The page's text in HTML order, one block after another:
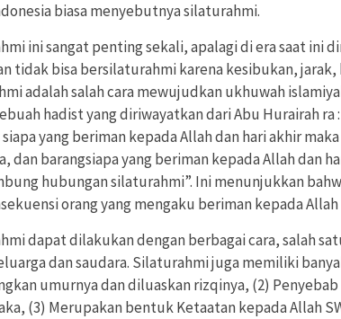
biasa menyebutnya silaturahmi.
ini sangat penting sekali, apalagi di era saat ini
tidak bisa bersilaturahmi karena kesibukan, jarak,
adalah salah cara mewujudkan ukhuwah
hadist yang diriwayatkan dari Abu Hurairah ra
siapa yang beriman kepada Allah dan hari akhir
dan barangsiapa yang beriman kepada Allah dan
hubungan silaturahmi”. Ini menunjukkan
orang yang mengaku beriman kepada Allah
dapat dilakukan dengan berbagai cara, salah
dan saudara. Silaturahmi juga memiliki
umurnya dan diluaskan rizqinya, (2)
(3) Merupakan bentuk Ketaatan kepada Allah